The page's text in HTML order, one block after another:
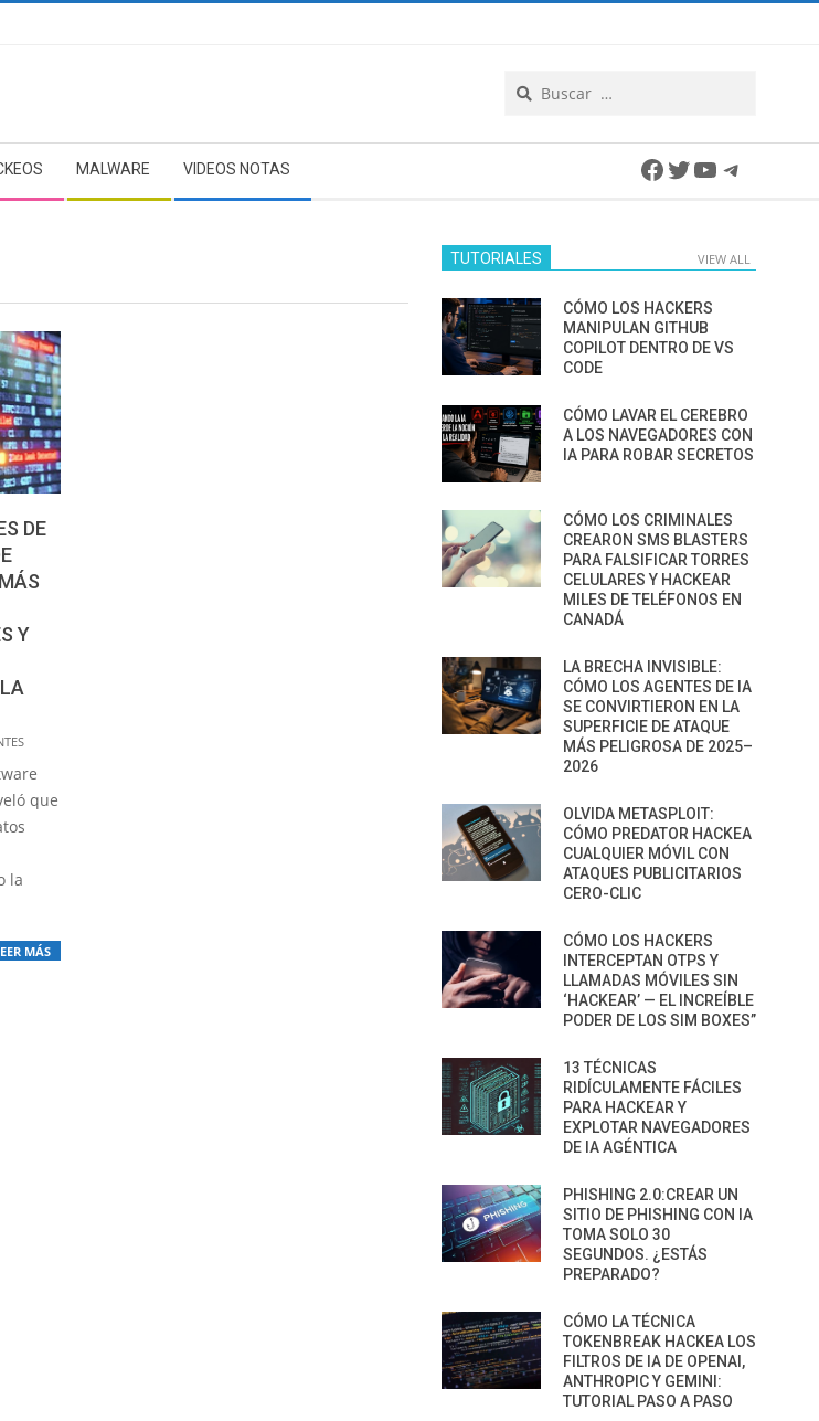
MALWARE VIDEOS NOTAS Facebook
Twitter
YouTube
DE
Y
que
la
MÁS
TUTORIALES VIEW ALL
CÓMO LOS HACKERS
MANIPULAN GITHUB
COPILOT DENTRO DE VS
CODE
CÓMO LAVAR EL CEREBRO
A LOS NAVEGADORES CON
IA PARA ROBAR SECRETOS
CÓMO LOS CRIMINALES
CREARON SMS BLASTERS
PARA FALSIFICAR TORRES
CELULARES Y HACKEAR
MILES DE TELÉFONOS EN
CANADÁ
LA BRECHA INVISIBLE:
CÓMO LOS AGENTES DE IA
SE CONVIRTIERON EN LA
SUPERFICIE DE ATAQUE
MÁS PELIGROSA DE 2025–
2026
OLVIDA METASPLOIT:
CÓMO PREDATOR HACKEA
CUALQUIER MÓVIL CON
ATAQUES PUBLICITARIOS
CERO-CLIC
CÓMO LOS HACKERS
INTERCEPTAN OTPS Y
LLAMADAS MÓVILES SIN
‘HACKEAR’ — EL INCREÍBLE
PODER DE LOS SIM BOXES”
13 TÉCNICAS
RIDÍCULAMENTE FÁCILES
PARA HACKEAR Y
EXPLOTAR NAVEGADORES
DE IA AGÉNTICA
PHISHING 2.0:CREAR UN
SITIO DE PHISHING CON IA
TOMA SOLO 30
SEGUNDOS. ¿ESTÁS
PREPARADO?
CÓMO LA TÉCNICA
TOKENBREAK HACKEA LOS
FILTROS DE IA DE OPENAI,
ANTHROPIC Y GEMINI:
TUTORIAL PASO A PASO